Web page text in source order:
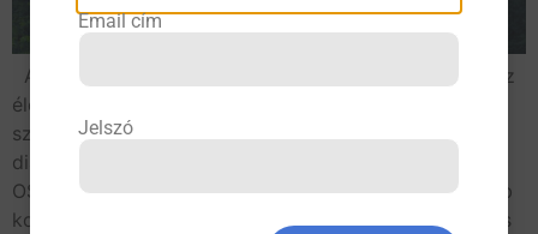
Az obstruktív alvási apnoe (OSAS) gyakori kórkép, az
életminőséget jelentősen rontja, súlyos
szövődményekkel járhat, ugyanakkor sokszor nem is
diagnosztizálják és kezelése sem mindig adekvát. Az
OSAS, a hypertonia és a metabolikus szindróma egyéb
komponensei között szoros és független kölcsönhatás
Email cím
Jelszó